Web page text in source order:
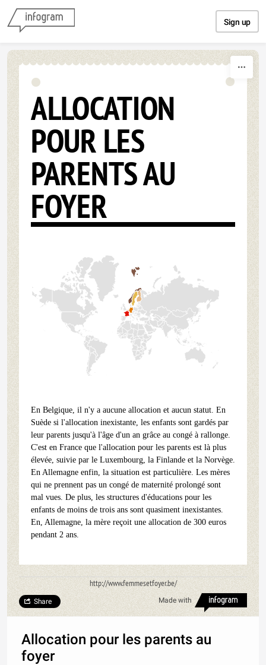
Sign up
ALLOCATION
POUR LES
PARENTS AU
FOYER
En Belgique, il n'y a aucune allocation et aucun statut. En
Suède si l'allocation inexistante, les enfants sont gardés par
leur parents jusqu'à l'âge d'un an grâce au congé à rallonge.
C'est en France que l'allocation pour les parents est là plus
élevée, suivie par le Luxembourg, la Finlande et la Norvège.
En Allemagne enfin, la situation est particulière. Les mères
qui ne prennent pas un congé de maternité prolongé sont
mal vues. De plus, les structures d'éducations pour les
enfants de moins de trois ans sont quasiment inexistantes.
En, Allemagne, la mère reçoit une allocation de 300 euros
pendant 2 ans.
http://www.femmesetfoyer.be/
Made with
Share
Allocation pour les parents au
foyer